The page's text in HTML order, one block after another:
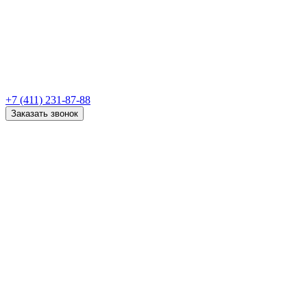
+7 (411) 231-87-88
Заказать звонок